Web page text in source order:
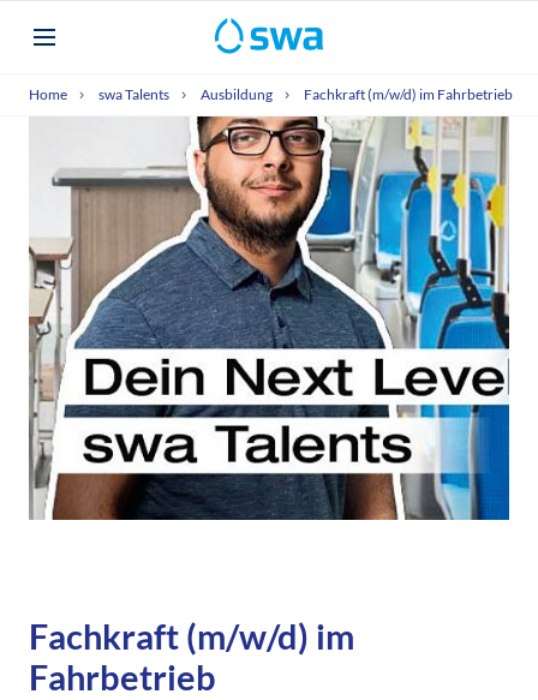
Home swa Talents Ausbildung Fachkraft (m/w/d) im Fahrbetrieb
Fachkraft (m/w/d) im
Fahrbetrieb